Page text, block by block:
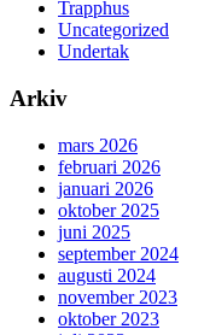
Trapphus
Uncategorized
Undertak
Arkiv
mars 2026
februari 2026
januari 2026
oktober 2025
juni 2025
september 2024
augusti 2024
november 2023
oktober 2023